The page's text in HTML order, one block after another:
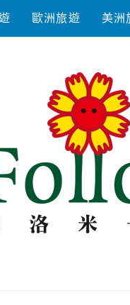
歐洲旅遊 美洲